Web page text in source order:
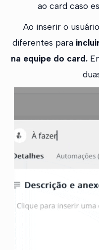
ao card caso
Ao inserir o
diferentes para
na equipe do card.